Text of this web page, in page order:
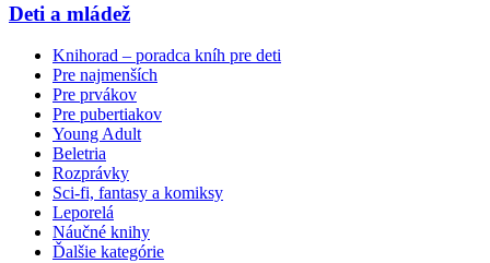
Deti a mládež
Knihorad – poradca kníh pre deti
Pre najmenších
Pre prvákov
Pre pubertiakov
Young Adult
Beletria
Rozprávky
Sci-fi, fantasy a komiksy
Leporelá
Náučné knihy
Ďalšie kategórie